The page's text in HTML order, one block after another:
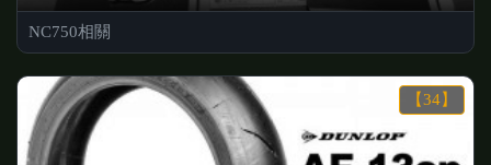
NC750相關
【34】